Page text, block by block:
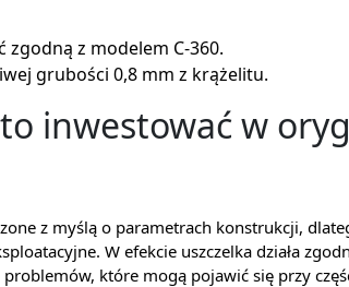
zgodną z modelem C-360.
grubości 0,8 mm z krążelitu.
inwestować w
z myślą o parametrach konstrukcji,
W efekcie uszczelka działa
które mogą pojawić się przy